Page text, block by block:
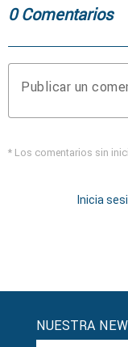
0 Comentarios
Publicar un
* Los comentarios sin
Inicia
NUESTRA